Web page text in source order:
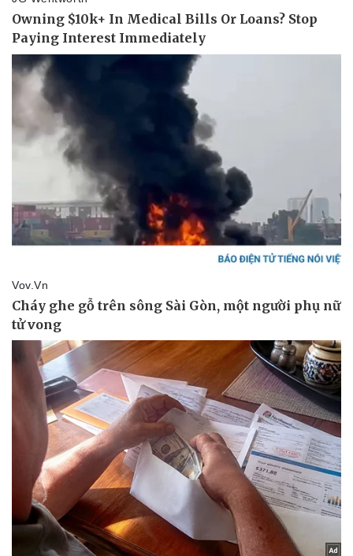
Doanh nghiệp
Thông tin doanh nghiệp
Doanh nghiệp 24h
Doanh nhân
Vì cộng đồng
Sành điệu
Tin Công nghệ
Trải nghiệm
Chuyển đổi số